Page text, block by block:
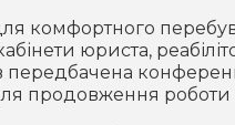
комфортного
юриста,
передбачена
продовження роботи